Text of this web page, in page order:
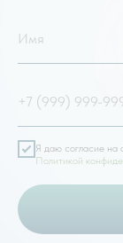
Я даю согласие на
Политикой